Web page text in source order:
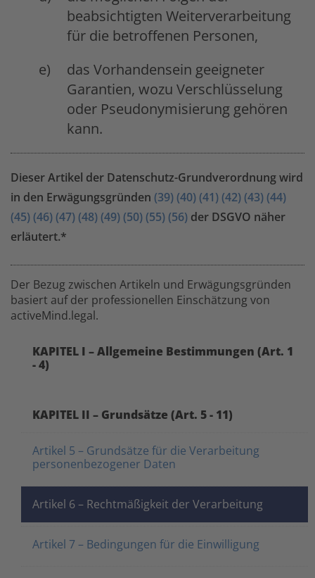
beabsichtigten Weiterverarbeitung
für die betroffenen Personen,
das Vorhandensein geeigneter
Garantien, wozu Verschlüsselung
oder Pseudonymisierung gehören
kann.
Dieser Artikel der Datenschutz-Grundverordnung wird
in den Erwägungsgründen (39) (40) (41) (42) (43) (44)
(45) (46) (47) (48) (49) (50) (55) (56) der DSGVO näher
erläutert.*
Der Bezug zwischen Artikeln und Erwägungsgründen
basiert auf der professionellen Einschätzung von
activeMind.legal.
KAPITEL I – Allgemeine Bestimmungen (Art. 1
- 4)
KAPITEL II – Grundsätze (Art. 5 - 11)
Artikel 5 – Grundsätze für die Verarbeitung
personenbezogener Daten
Artikel 6 – Rechtmäßigkeit der Verarbeitung
Artikel 7 – Bedingungen für die Einwilligung